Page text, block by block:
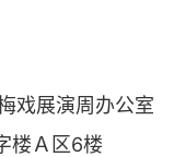
展演周办公室
Ａ区6楼